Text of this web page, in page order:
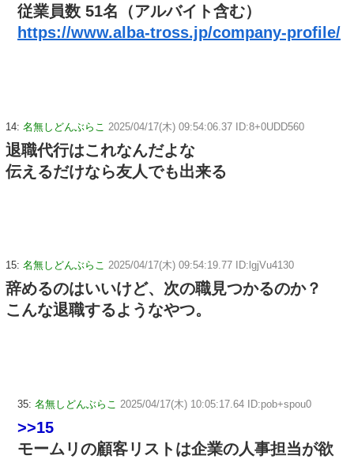
従業員数 51名（アルバイト含む）
https://www.alba-tross.jp/company-profile/
14: 名無しどんぶらこ 2025/04/17(木) 09:54:06.37 ID:8+0UDD560
退職代行はこれなんだよな
伝えるだけなら友人でも出来る
15: 名無しどんぶらこ 2025/04/17(木) 09:54:19.77 ID:lgjVu4130
辞めるのはいいけど、次の職見つかるのか？
こんな退職するようなやつ。
35: 名無しどんぶらこ 2025/04/17(木) 10:05:17.64 ID:pob+spou0
>>15
モームリの顧客リストは企業の人事担当が欲